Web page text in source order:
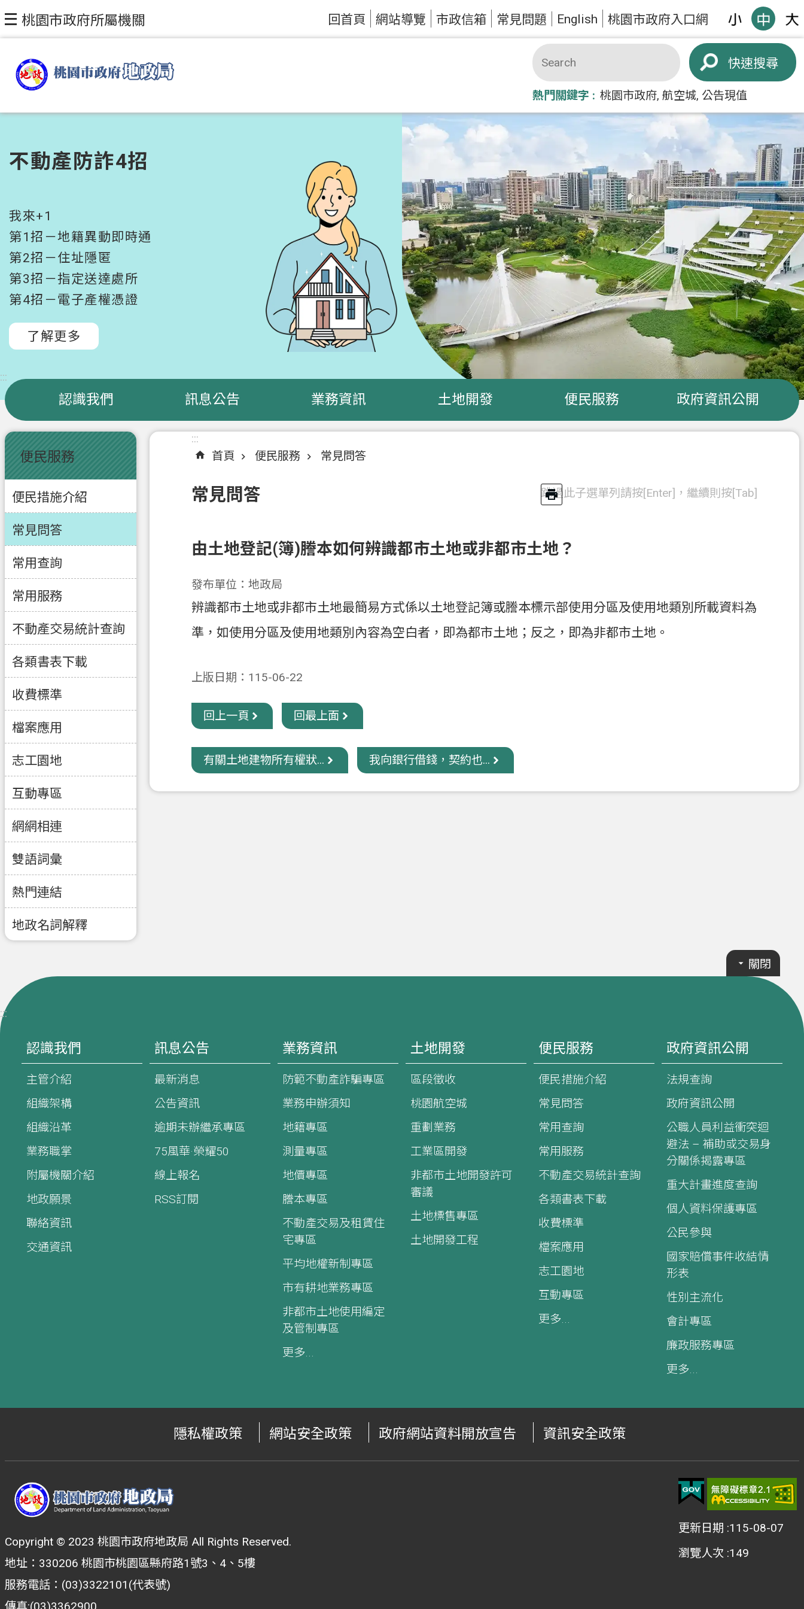
跳到主要內容區塊
桃園市政府所屬機關 回首頁 網站導覽 市政信箱 常見問題 English 桃園市政府入口網
搜尋
熱門關鍵字 桃園市政府 航空城 公告現值
不動產防詐4招
我來+1
第1招－地籍異動即時通
第2招－住址隱匿
第3招－指定送達處所
第4招－電子產權憑證
了解更多
:::
認識我們 訊息公告 業務資訊 土地開發 便民服務 政府資訊公開
:::
便民服務
便民措施介紹
常見問答
常用查詢
常用服務
不動產交易統計查詢
各類書表下載
收費標準
檔案應用
志工園地
互動專區
網網相連
雙語詞彙
熱門連結
地政名詞解釋
:::
首頁
便民服務 常見問答
常見問答 跳過此子選單列請按[Enter]，繼續則按[Tab]
由土地登記(簿)謄本如何辨識都市土地或非都市土地？
發布單位：地政局
辨識都市土地或非都市土地最簡易方式係以土地登記簿或謄本標示部使用分區及使用地類別所載資料為
準，如使用分區及使用地類別內容為空白者，即為都市土地；反之，即為非都市土地。
上版日期：115-06-22
回上一頁 回最上面
有關土地建物所有權狀... 我向銀行借錢，契約也...
關閉
:::
認識我們
主管介紹
組織架構
組織沿革
業務職掌
附屬機關介紹
地政願景
聯絡資訊
交通資訊
訊息公告
最新消息
公告資訊
逾期未辦繼承專區
75風華·榮耀50
線上報名
RSS訂閱
業務資訊
防範不動產詐騙專區
業務申辦須知
地籍專區
測量專區
地價專區
謄本專區
不動產交易及租賃住
宅專區
平均地權新制專區
市有耕地業務專區
非都市土地使用編定
及管制專區
更多...
土地開發
區段徵收
桃園航空城
重劃業務
工業區開發
非都市土地開發許可
審議
土地標售專區
土地開發工程
便民服務
便民措施介紹
常見問答
常用查詢
常用服務
不動產交易統計查詢
各類書表下載
收費標準
檔案應用
志工園地
互動專區
更多...
政府資訊公開
法規查詢
政府資訊公開
公職人員利益衝突迴
避法 – 補助或交易身
分關係揭露專區
重大計畫進度查詢
個人資料保護專區
公民參與
國家賠償事件收結情
形表
性別主流化
會計專區
廉政服務專區
更多...
隱私權政策 網站安全政策 政府網站資料開放宣告 資訊安全政策
Copyright © 2023 桃園市政府地政局 All Rights Reserved.
地址：330206 桃園市桃園區縣府路1號3、4、5樓
服務電話：(03)3322101(代表號)
更新日期 115-08-07
瀏覽人次 149